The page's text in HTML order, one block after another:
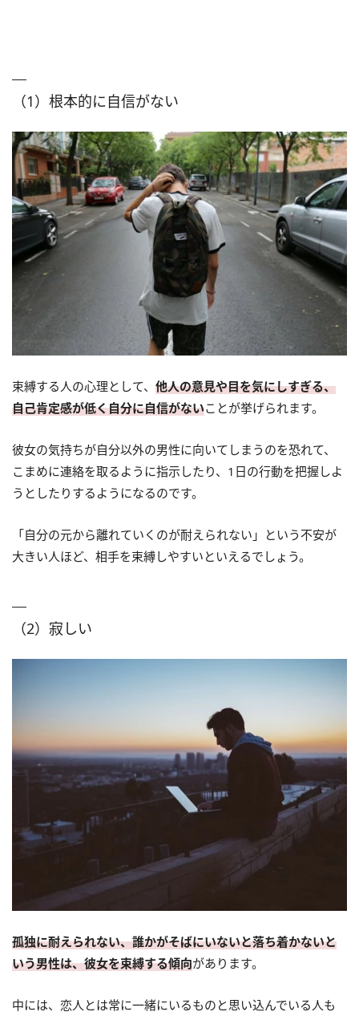
（1）根本的に自信がない
束縛する人の心理として、 他人の意見や目を気にしすぎる、
自己肯定感が低く自分に自信がないことが挙げられます。
彼女の気持ちが自分以外の男性に向いてしまうのを恐れて、
こまめに連絡を取るように指示したり、1日の行動を把握しよ
うとしたりするようになるのです。
「自分の元から離れていくのが耐えられない」という不安が
大きい人ほど、相手を束縛しやすいといえるでしょう。
（2）寂しい
孤独に耐えられない、誰かがそばにいないと落ち着かないと
いう男性は、彼女を束縛する傾向があります。
中には、恋人とは常に一緒にいるものと思い込んでいる人も